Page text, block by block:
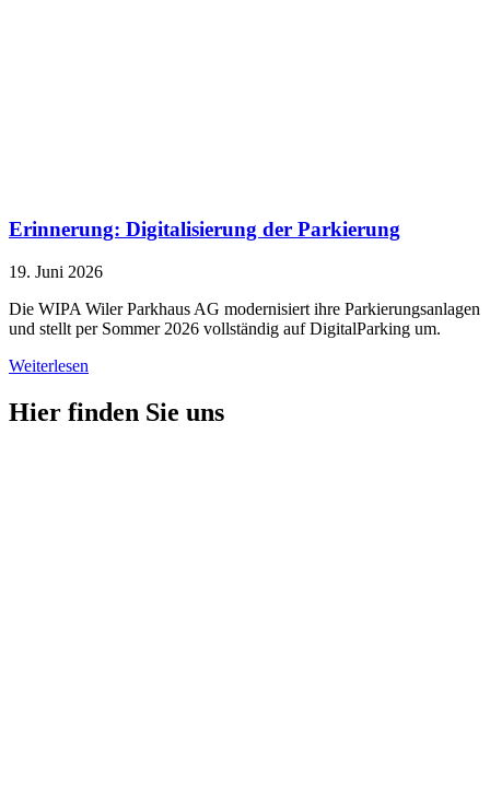
Erinnerung: Digitalisierung der Parkierung
19. Juni 2026
Die WIPA Wiler Parkhaus AG modernisiert ihre Parkierungsanlagen
und stellt per Sommer 2026 vollständig auf DigitalParking um.
Weiterlesen
Hier finden Sie uns